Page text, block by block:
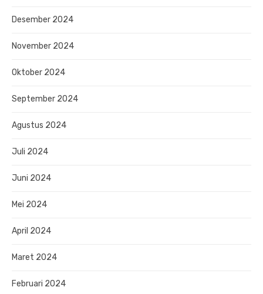
Desember 2024
November 2024
Oktober 2024
September 2024
Agustus 2024
Juli 2024
Juni 2024
Mei 2024
April 2024
Maret 2024
Februari 2024